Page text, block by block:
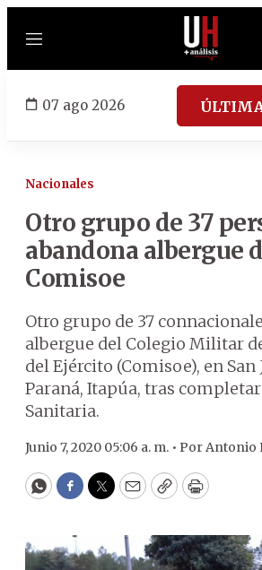
Menú
07 ago 2026
Nacionales
Otro grupo de 37
abandona albergue
Comisoe
Otro grupo de 37
albergue del Colegio Militar
del Ejército (Comisoe), en San
Paraná, Itapúa, tras
Sanitaria.
Junio 7, 2020 05:06 a. m. • PorAntonio
WhatsApp
Facebook
Twitter
EmailCopyPrint